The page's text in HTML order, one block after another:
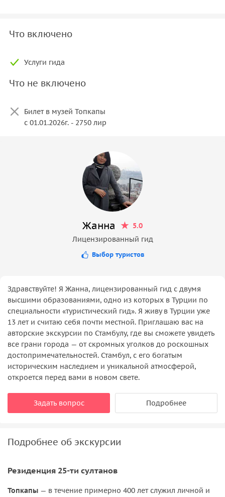
Что включено
Услуги гида
Что не включено
Билет в музей Топкапы
с 01.01.2026г. - 2750 лир
Жанна
5.0
Лицензированный гид
Выбор туристов
Здравствуйте! Я Жанна, лицензированный гид с двумя
высшими образованиями, одно из которых в Турции по
специальности «туристический гид». Я живу в Турции уже
13 лет и считаю себя почти местной. Приглашаю вас на
авторские экскурсии по Стамбулу, где вы сможете увидеть
все грани города — от скромных уголков до роскошных
достопримечательностей. Стамбул, с его богатым
историческим наследием и уникальной атмосферой,
откроется перед вами в новом свете.
Задать вопрос Подробнее
Подробнее об экскурсии
Резиденция 25-ти султанов
Топкапы — в течение примерно 400 лет служил личной и